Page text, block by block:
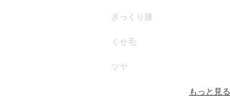
ぎっくり腰
くせ毛
ツヤ
もっと見る